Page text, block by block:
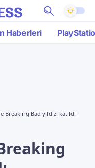
Haberleri
Breaking Bad yıldızı katıldı